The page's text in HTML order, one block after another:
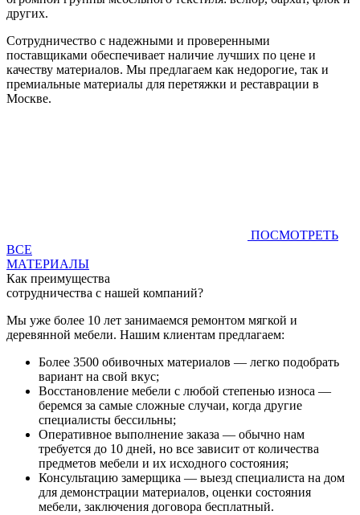
других.
Сотрудничество с надежными и проверенными
поставщиками обеспечивает наличие лучших по цене и
качеству материалов. Мы предлагаем как недорогие, так и
премиальные материалы для перетяжки и реставрации в
Москве.
ПОСМОТРЕТЬ
ВСЕ
МАТЕРИАЛЫ
Как преимущества
сотрудничества с нашей компаний?
Мы уже более 10 лет занимаемся ремонтом мягкой и
деревянной мебели. Нашим клиентам предлагаем:
Более 3500 обивочных материалов — легко подобрать
вариант на свой вкус;
Восстановление мебели с любой степенью износа —
беремся за самые сложные случаи, когда другие
специалисты бессильны;
Оперативное выполнение заказа — обычно нам
требуется до 10 дней, но все зависит от количества
предметов мебели и их исходного состояния;
Консультацию замерщика — выезд специалиста на дом
для демонстрации материалов, оценки состояния
мебели, заключения договора бесплатный.